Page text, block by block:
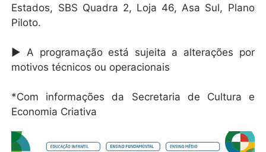
Estados, SBS Quadra 2, Loja 46, Asa Sul, Plano
Piloto.
► A programação está sujeita a alterações por
motivos técnicos ou operacionais
*Com informações da Secretaria de Cultura e
Economia Criativa